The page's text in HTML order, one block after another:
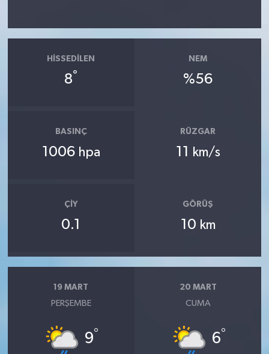
HISSEDILEN
8°
NEM
%56
BASINÇ
1006 hpa
RÜZGAR
11 km/s
ÇIY
0.1
GÖRÜŞ
10 km
19 MART
PERŞEMBE
9°
20 MART
CUMA
6°